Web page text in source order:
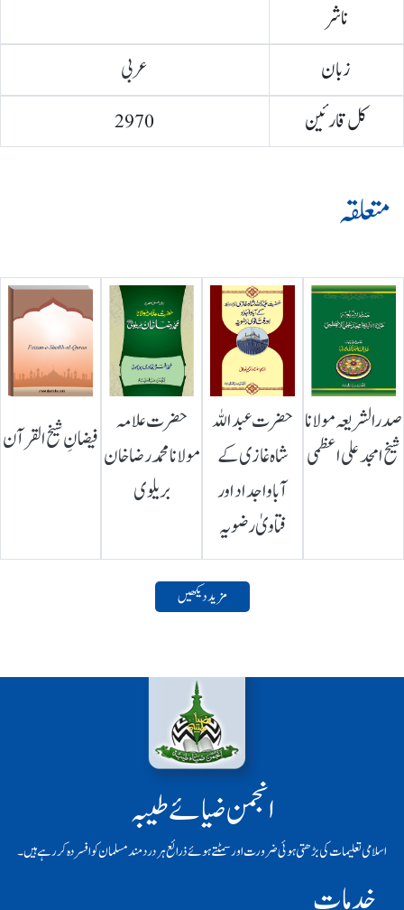
ناشر
عربی
زبان
2970
کل قارئین
متعلقہ
صدرالشریعہ مولانا
شیخ امجد علی اعظمی
حضرت عبداللہ
شاہ غازی کے
آباواجداد اور
فتاویٰ رضویہ
حضرت علامہ
مولانا محمد رضا خان
بریلوی
فیضانِ شیخ القرآن
مزید دیکھیں
انجمن ضیائے طیبہ
اسلامی تعلیمات کی بڑھتی ہوئی ضرورت اور سمٹتے ہوئے ذرائع ہر دردمند مسلمان کو افسردہ کر رہے ہیں۔